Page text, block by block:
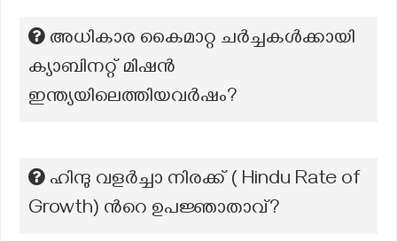
അധികാര കൈമാറ്റ ചർച്ചകൾക്കായി
ക്യാബിനറ്റ് മിഷൻ
ഇന്ത്യയിലെത്തിയവർഷം?
ഹിന്ദു വളർച്ചാ നിരക്ക് ( Hindu Rate of
Growth) ന്‍റെ ഉപജ്ഞാതാവ്?